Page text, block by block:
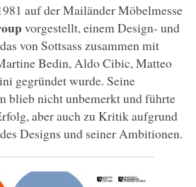
auf der Mailänder Möbelmesse
vorgestellt, einem Design- und
von Sottsass zusammen mit
Bedin, Aldo Cibic, Matteo
gegründet wurde. Seine
blieb nicht unbemerkt und führte
aber auch zu Kritik aufgrund
Designs und seiner Ambitionen.